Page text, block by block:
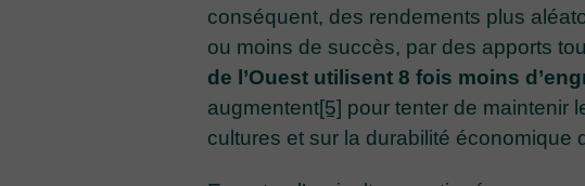
conséquent, des rendements plus
ou moins de succès, par des apports
de l’Ouest utilisent 8 fois moins
augmentent[5] pour tenter de maintenir
cultures et sur la durabilité